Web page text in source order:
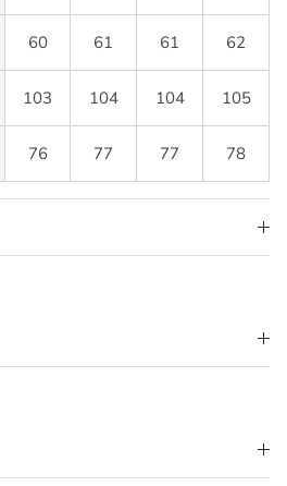
60 61 61 62
103 104 104 105
76 77 77 78